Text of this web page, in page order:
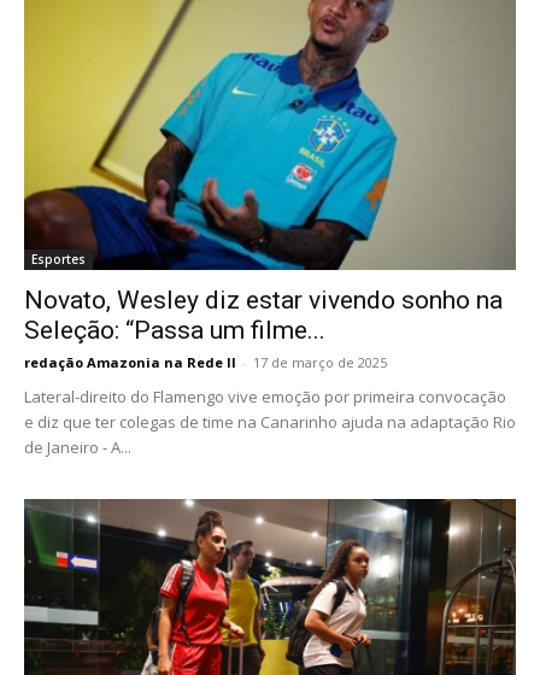
Esportes
Novato, Wesley diz estar vivendo sonho na
Seleção: “Passa um filme...
redação Amazonia na Rede II - 17 de março de 2025
Lateral-direito do Flamengo vive emoção por primeira convocação
e diz que ter colegas de time na Canarinho ajuda na adaptação Rio
de Janeiro - A...